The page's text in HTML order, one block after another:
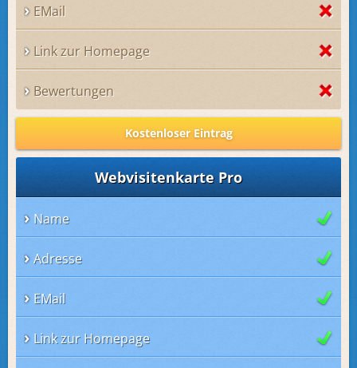
EMail
Link zur Homepage
Bewertungen
Kostenloser Eintrag
Webvisitenkarte Pro
Name
Adresse
EMail
Link zur Homepage